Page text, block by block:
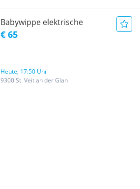
Babywippe elektrische
€ 65
Heute, 17:50 Uhr
9300 St. Veit an der Glan